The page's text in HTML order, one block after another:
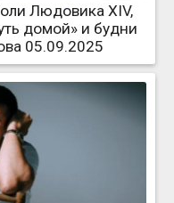
Людовика XIV,
домой» и будни
05.09.2025